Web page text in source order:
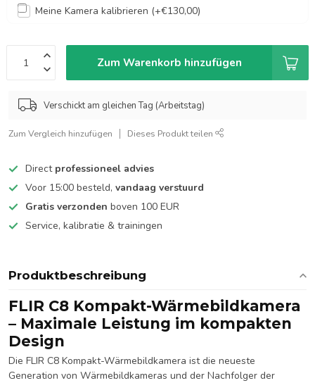
Meine Kamera kalibrieren (+€130,00)
Zum Warenkorb hinzufügen
Verschickt am gleichen Tag (Arbeitstag)
Zum Vergleich hinzufügen Dieses Produkt teilen
Direct professioneel advies
Voor 15:00 besteld, vandaag verstuurd
Gratis verzonden boven 100 EUR
Service, kalibratie & trainingen
Produktbeschreibung
FLIR C8 Kompakt-Wärmebildkamera
– Maximale Leistung im kompakten
Design
Die FLIR C8 Kompakt-Wärmebildkamera ist die neueste
Generation von Wärmebildkameras und der Nachfolger der